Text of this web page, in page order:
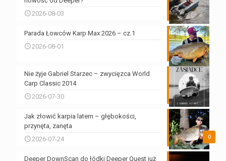
2026-08-03
Parada Łowców Karp Max 2026 – cz.1
2026-08-01
Nie żyje Gabriel Starzec – zwycięzca World
Carp Classic 2014
2026-07-30
0
Jak złowić karpia latem – głębokości,
przynęta, zanęta
2026-07-24
Deeper DownScan do łódki Deeper Quest już